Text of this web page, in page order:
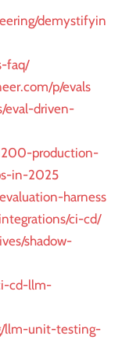
demystifyin
faq/
p/evals
eval-driven-
production-
in-2025
harness
ci-cd/
shadow-
cd-llm-
llm-unit-testing-